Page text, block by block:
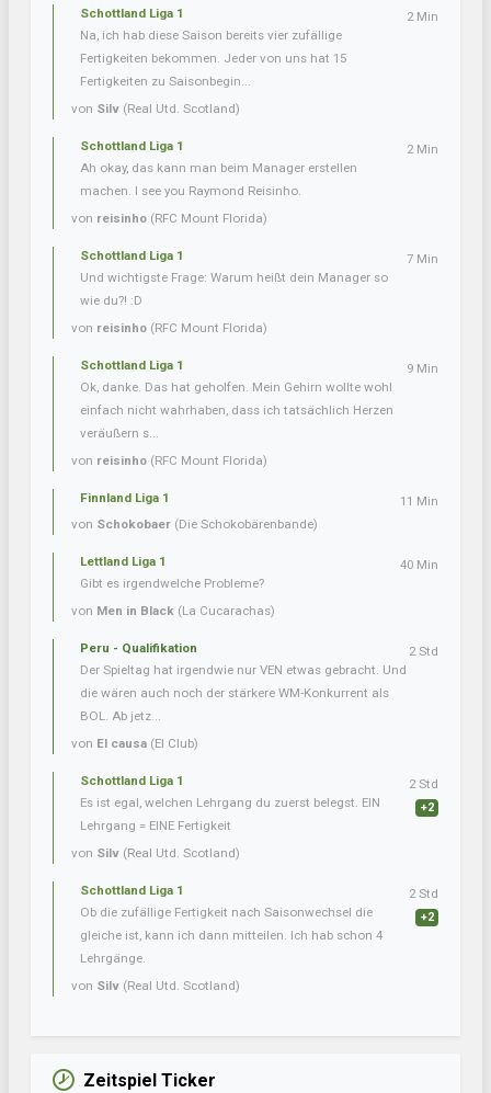
Schottland Liga 1
Na, ich hab diese Saison bereits vier zufällige
Fertigkeiten bekommen. Jeder von uns hat 15
Fertigkeiten zu Saisonbegin...
von Silv (Real Utd. Scotland)
2 Min
Schottland Liga 1
Ah okay, das kann man beim Manager erstellen
machen. I see you Raymond Reisinho.
von reisinho (RFC Mount Florida)
2 Min
Schottland Liga 1
Und wichtigste Frage: Warum heißt dein Manager so
wie du?! :D
von reisinho (RFC Mount Florida)
7 Min
Schottland Liga 1
Ok, danke. Das hat geholfen. Mein Gehirn wollte wohl
einfach nicht wahrhaben, dass ich tatsächlich Herzen
veräußern s...
von reisinho (RFC Mount Florida)
9 Min
Finnland Liga 1
von Schokobaer (Die Schokobärenbande)
11 Min
Lettland Liga 1
Gibt es irgendwelche Probleme?
von Men in Black (La Cucarachas)
40 Min
Peru - Qualifikation
Der Spieltag hat irgendwie nur VEN etwas gebracht. Und
die wären auch noch der stärkere WM-Konkurrent als
BOL. Ab jetz...
von El causa (El Club)
2 Std
Schottland Liga 1
Es ist egal, welchen Lehrgang du zuerst belegst. EIN
Lehrgang = EINE Fertigkeit
von Silv (Real Utd. Scotland)
2 Std
+2
Schottland Liga 1
Ob die zufällige Fertigkeit nach Saisonwechsel die
gleiche ist, kann ich dann mitteilen. Ich hab schon 4
Lehrgänge.
von Silv (Real Utd. Scotland)
2 Std
+2
Zeitspiel Ticker